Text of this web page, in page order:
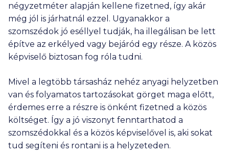
négyzetméter alapján kellene fizetned, így akár
még jól is járhatnál ezzel. Ugyanakkor a
szomszédok jó eséllyel tudják, ha illegálisan be lett
építve az erkélyed vagy bejáród egy része. A közös
képviselő biztosan fog róla tudni.
Mivel a legtöbb társasház nehéz anyagi helyzetben
van és folyamatos tartozásokat görget maga előtt,
érdemes erre a részre is önként fizetned a közös
költséget. Így a jó viszonyt fenntarthatod a
szomszédokkal és a közös képviselővel is, aki sokat
tud segíteni és rontani is a helyzeteden.